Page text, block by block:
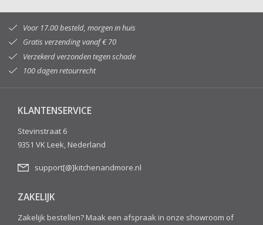
Voor 17.00 besteld, morgen in huis
Gratis verzending vanaf € 70
Verzekerd verzonden tegen schade
100 dagen retourrecht
KLANTENSERVICE
Stevinstraat 6
9351 VK Leek, Nederland
support[@]kitchenandmore.nl
ZAKELIJK
Zakelijk bestellen? Maak een afspraak in onze showroom of